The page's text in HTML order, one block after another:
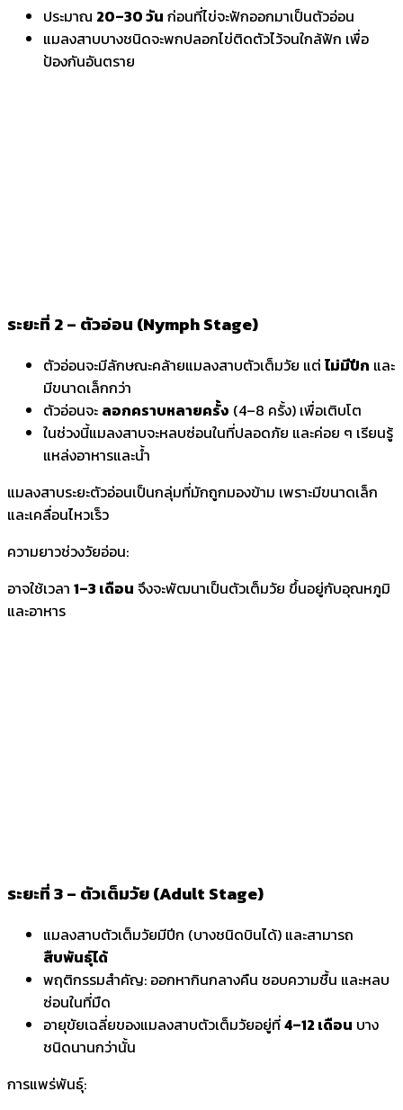
ประมาณ 20–30 วัน ก่อนที่ไข่จะฟักออกมาเป็นตัวอ่อน
แมลงสาบบางชนิดจะพกปลอกไข่ติดตัวไว้จนใกล้ฟัก เพื่อ
ป้องกันอันตราย
ระยะที่ 2 – ตัวอ่อน (Nymph Stage)
ตัวอ่อนจะมีลักษณะคล้ายแมลงสาบตัวเต็มวัย แต่ ไม่มีปีก และ
มีขนาดเล็กกว่า
ตัวอ่อนจะ ลอกคราบหลายครั้ง (4–8 ครั้ง) เพื่อเติบโต
ในช่วงนี้แมลงสาบจะหลบซ่อนในที่ปลอดภัย และค่อย ๆ เรียนรู้
แหล่งอาหารและน้ำ
แมลงสาบระยะตัวอ่อนเป็นกลุ่มที่มักถูกมองข้าม เพราะมีขนาดเล็ก
และเคลื่อนไหวเร็ว
ความยาวช่วงวัยอ่อน:
อาจใช้เวลา 1–3 เดือน จึงจะพัฒนาเป็นตัวเต็มวัย ขึ้นอยู่กับอุณหภูมิ
และอาหาร
ระยะที่ 3 – ตัวเต็มวัย (Adult Stage)
แมลงสาบตัวเต็มวัยมีปีก (บางชนิดบินได้) และสามารถ
สืบพันธุ์ได้
พฤติกรรมสำคัญ: ออกหากินกลางคืน ชอบความชื้น และหลบ
ซ่อนในที่มืด
อายุขัยเฉลี่ยของแมลงสาบตัวเต็มวัยอยู่ที่4–12 เดือน บาง
ชนิดนานกว่านั้น
การแพร่พันธุ์: